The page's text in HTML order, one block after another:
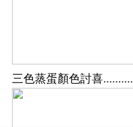
三色蒸蛋顏色討喜..........